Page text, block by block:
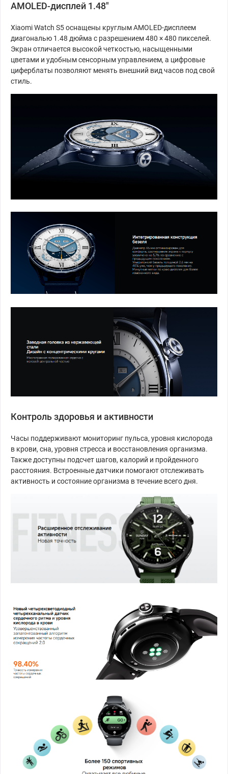
AMOLED-дисплей 1.48"
Xiaomi Watch S5 оснащены круглым AMOLED-дисплеем
диагональю 1.48 дюйма с разрешением 480 × 480 пикселей.
Экран отличается высокой четкостью, насыщенными
цветами и удобным сенсорным управлением, а цифровые
циферблаты позволяют менять внешний вид часов под свой
стиль.
Контроль здоровья и активности
Часы поддерживают мониторинг пульса, уровня кислорода
в крови, сна, уровня стресса и восстановления организма.
Также доступны подсчет шагов, калорий и пройденного
расстояния. Встроенные датчики помогают отслеживать
активность и состояние организма в течение всего дня.